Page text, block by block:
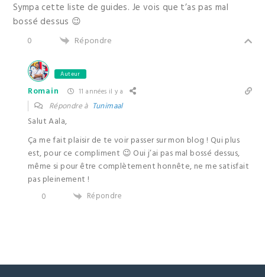
Sympa cette liste de guides. Je vois que t’as pas mal
bossé dessus 😉
0 Répondre
Auteur
Romain 11 années il y a
Répondre à Tunimaal
Salut Aala,
Ça me fait plaisir de te voir passer sur mon blog ! Qui plus
est, pour ce compliment 😉 Oui j’ai pas mal bossé dessus,
même si pour être complètement honnête, ne me satisfait
pas pleinement !
0 Répondre